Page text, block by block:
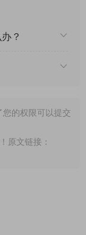
？
的权限可以提交
原文链接：